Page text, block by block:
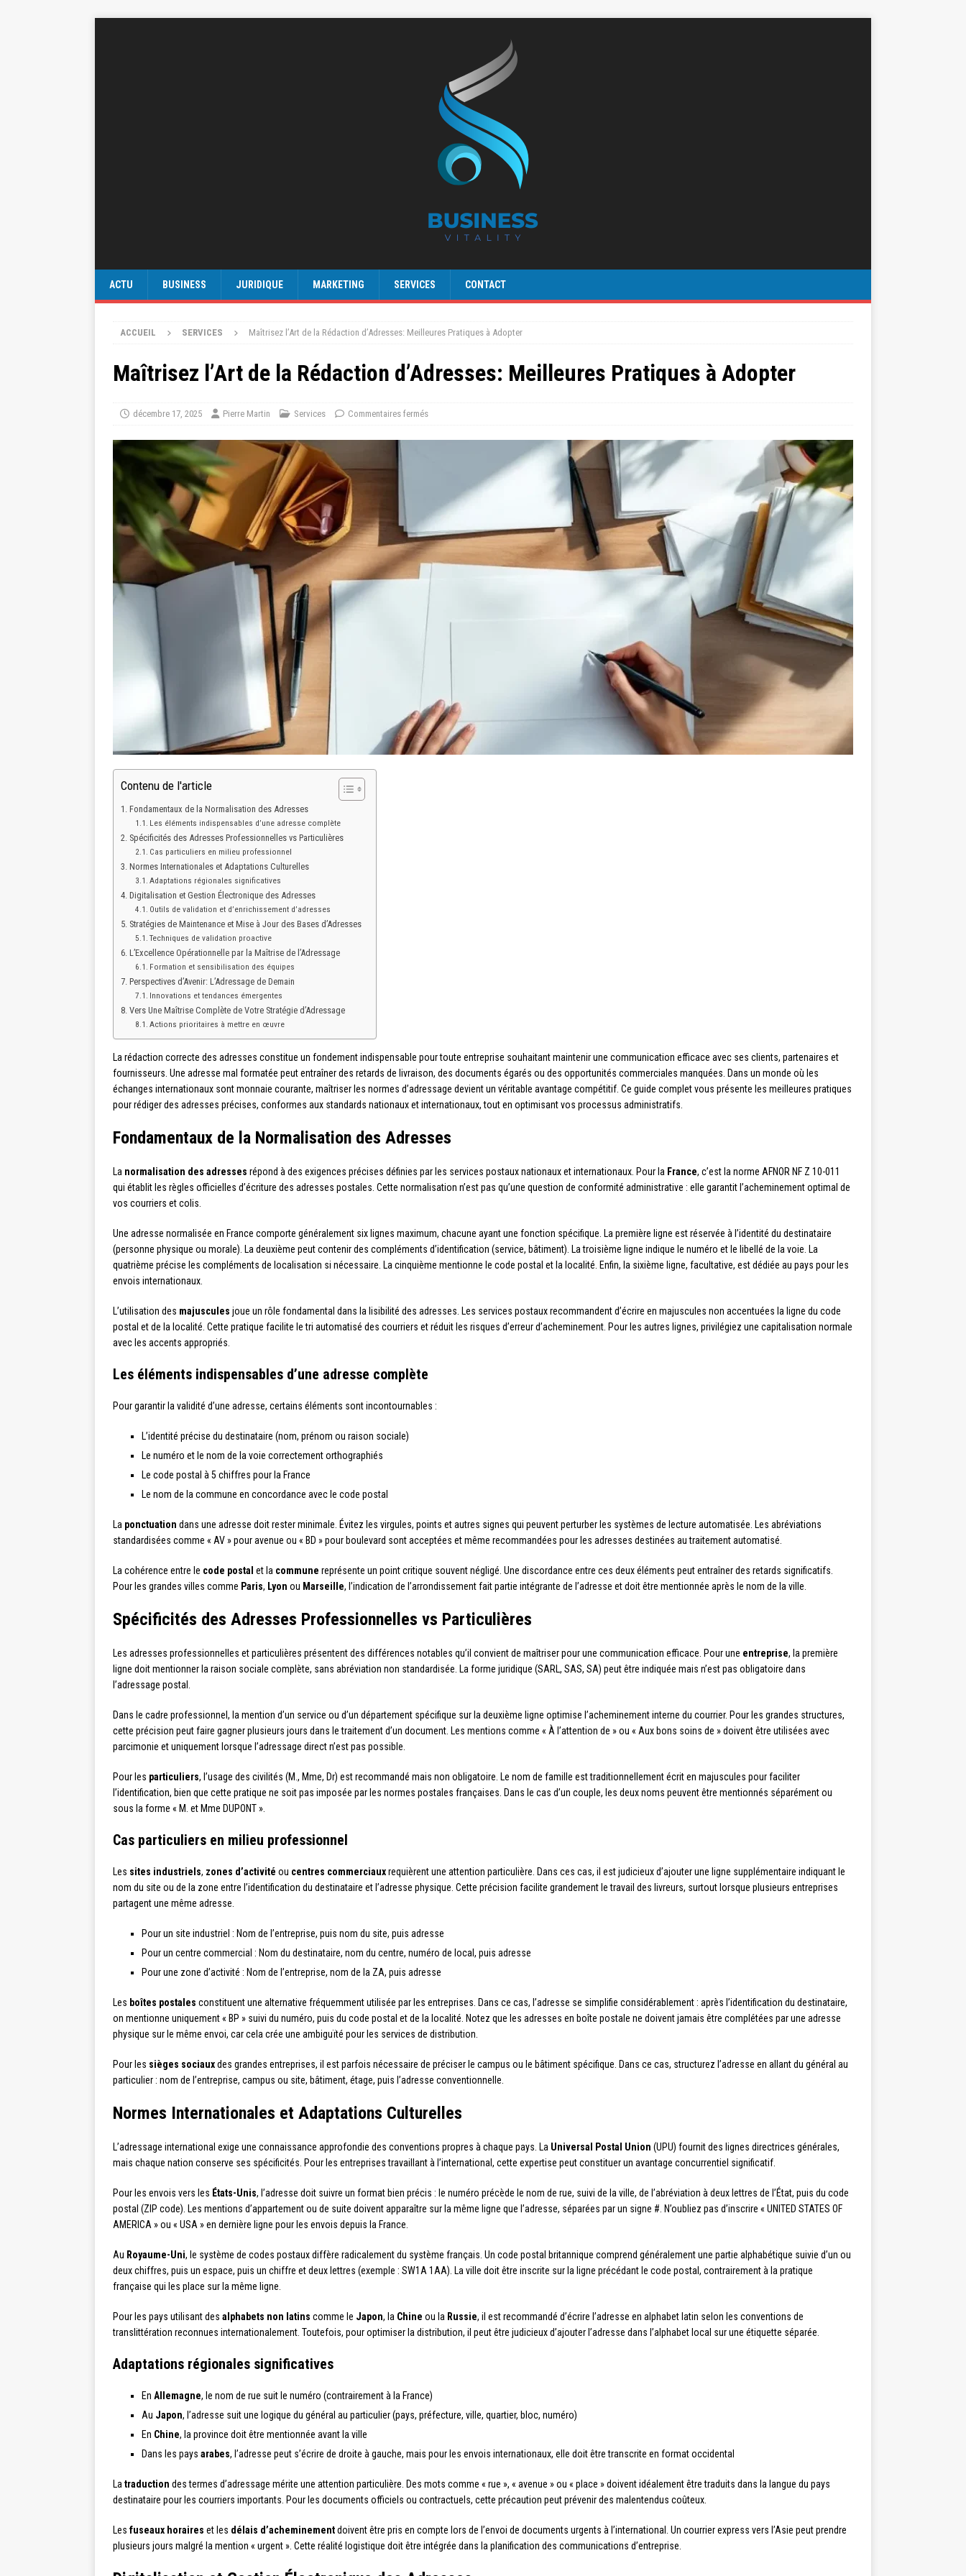
ACTU BUSINESS JURIDIQUE MARKETING SERVICES CONTACT
ACCUEIL SERVICES Maîtrisez l’Art de la Rédaction d’Adresses: Meilleures Pratiques à Adopter
Maîtrisez l’Art de la Rédaction d’Adresses: Meilleures Pratiques à Adopter
décembre 17, 2025 Pierre Martin Services Commentaires fermés
Contenu de l'article
Fondamentaux de la Normalisation des Adresses
Les éléments indispensables d’une adresse complète
Spécificités des Adresses Professionnelles vs Particulières
Cas particuliers en milieu professionnel
Normes Internationales et Adaptations Culturelles
Adaptations régionales significatives
Digitalisation et Gestion Électronique des Adresses
Outils de validation et d’enrichissement d’adresses
Stratégies de Maintenance et Mise à Jour des Bases d’Adresses
Techniques de validation proactive
L’Excellence Opérationnelle par la Maîtrise de l’Adressage
Formation et sensibilisation des équipes
Perspectives d’Avenir: L’Adressage de Demain
Innovations et tendances émergentes
Vers Une Maîtrise Complète de Votre Stratégie d’Adressage
Actions prioritaires à mettre en œuvre
La rédaction correcte des adresses constitue un fondement indispensable pour toute entreprise souhaitant maintenir une communication efficace avec ses clients, partenaires et
fournisseurs. Une adresse mal formatée peut entraîner des retards de livraison, des documents égarés ou des opportunités commerciales manquées. Dans un monde où les
échanges internationaux sont monnaie courante, maîtriser les normes d’adressage devient un véritable avantage compétitif. Ce guide complet vous présente les meilleures pratiques
pour rédiger des adresses précises, conformes aux standards nationaux et internationaux, tout en optimisant vos processus administratifs.
Fondamentaux de la Normalisation des Adresses
La normalisation des adresses répond à des exigences précises définies par les services postaux nationaux et internationaux. Pour la France, c’est la norme AFNOR NF Z 10-011
qui établit les règles officielles d’écriture des adresses postales. Cette normalisation n’est pas qu’une question de conformité administrative : elle garantit l’acheminement optimal de
vos courriers et colis.
Une adresse normalisée en France comporte généralement six lignes maximum, chacune ayant une fonction spécifique. La première ligne est réservée à l’identité du destinataire
(personne physique ou morale). La deuxième peut contenir des compléments d’identification (service, bâtiment). La troisième ligne indique le numéro et le libellé de la voie. La
quatrième précise les compléments de localisation si nécessaire. La cinquième mentionne le code postal et la localité. Enfin, la sixième ligne, facultative, est dédiée au pays pour les
envois internationaux.
L’utilisation des majuscules joue un rôle fondamental dans la lisibilité des adresses. Les services postaux recommandent d’écrire en majuscules non accentuées la ligne du code
postal et de la localité. Cette pratique facilite le tri automatisé des courriers et réduit les risques d’erreur d’acheminement. Pour les autres lignes, privilégiez une capitalisation normale
avec les accents appropriés.
Les éléments indispensables d’une adresse complète
Pour garantir la validité d’une adresse, certains éléments sont incontournables :
L’identité précise du destinataire (nom, prénom ou raison sociale)
Le numéro et le nom de la voie correctement orthographiés
Le code postal à 5 chiffres pour la France
Le nom de la commune en concordance avec le code postal
La ponctuation dans une adresse doit rester minimale. Évitez les virgules, points et autres signes qui peuvent perturber les systèmes de lecture automatisée. Les abréviations
standardisées comme « AV » pour avenue ou « BD » pour boulevard sont acceptées et même recommandées pour les adresses destinées au traitement automatisé.
La cohérence entre le code postal et la commune représente un point critique souvent négligé. Une discordance entre ces deux éléments peut entraîner des retards significatifs.
Pour les grandes villes comme Paris, Lyon ou Marseille, l’indication de l’arrondissement fait partie intégrante de l’adresse et doit être mentionnée après le nom de la ville.
Spécificités des Adresses Professionnelles vs Particulières
Les adresses professionnelles et particulières présentent des différences notables qu’il convient de maîtriser pour une communication efficace. Pour une entreprise, la première
ligne doit mentionner la raison sociale complète, sans abréviation non standardisée. La forme juridique (SARL, SAS, SA) peut être indiquée mais n’est pas obligatoire dans
l’adressage postal.
Dans le cadre professionnel, la mention d’un service ou d’un département spécifique sur la deuxième ligne optimise l’acheminement interne du courrier. Pour les grandes structures,
cette précision peut faire gagner plusieurs jours dans le traitement d’un document. Les mentions comme « À l’attention de » ou « Aux bons soins de » doivent être utilisées avec
parcimonie et uniquement lorsque l’adressage direct n’est pas possible.
Pour les particuliers, l’usage des civilités (M., Mme, Dr) est recommandé mais non obligatoire. Le nom de famille est traditionnellement écrit en majuscules pour faciliter
l’identification, bien que cette pratique ne soit pas imposée par les normes postales françaises. Dans le cas d’un couple, les deux noms peuvent être mentionnés séparément ou
sous la forme « M. et Mme DUPONT ».
Cas particuliers en milieu professionnel
Les sites industriels, zones d’activité ou centres commerciauxrequièrent une attention particulière. Dans ces cas, il est judicieux d’ajouter une ligne supplémentaire indiquant le
nom du site ou de la zone entre l’identification du destinataire et l’adresse physique. Cette précision facilite grandement le travail des livreurs, surtout lorsque plusieurs entreprises
partagent une même adresse.
Pour un site industriel : Nom de l’entreprise, puis nom du site, puis adresse
Pour un centre commercial : Nom du destinataire, nom du centre, numéro de local, puis adresse
Pour une zone d’activité : Nom de l’entreprise, nom de la ZA, puis adresse
Les boîtes postales constituent une alternative fréquemment utilisée par les entreprises. Dans ce cas, l’adresse se simplifie considérablement : après l’identification du destinataire,
on mentionne uniquement « BP » suivi du numéro, puis du code postal et de la localité. Notez que les adresses en boîte postale ne doivent jamais être complétées par une adresse
physique sur le même envoi, car cela crée une ambiguïté pour les services de distribution.
Pour les sièges sociauxdes grandes entreprises, il est parfois nécessaire de préciser le campus ou le bâtiment spécifique. Dans ce cas, structurez l’adresse en allant du général au
particulier : nom de l’entreprise, campus ou site, bâtiment, étage, puis l’adresse conventionnelle.
Normes Internationales et Adaptations Culturelles
L’adressage international exige une connaissance approfondie des conventions propres à chaque pays. La Universal Postal Union (UPU) fournit des lignes directrices générales,
mais chaque nation conserve ses spécificités. Pour les entreprises travaillant à l’international, cette expertise peut constituer un avantage concurrentiel significatif.
Pour les envois vers les États-Unis, l’adresse doit suivre un format bien précis : le numéro précède le nom de rue, suivi de la ville, de l’abréviation à deux lettres de l’État, puis du code
postal (ZIP code). Les mentions d’appartement ou de suite doivent apparaître sur la même ligne que l’adresse, séparées par un signe #. N’oubliez pas d’inscrire « UNITED STATES OF
AMERICA » ou « USA » en dernière ligne pour les envois depuis la France.
Au Royaume-Uni, le système de codes postaux diffère radicalement du système français. Un code postal britannique comprend généralement une partie alphabétique suivie d’un ou
deux chiffres, puis un espace, puis un chiffre et deux lettres (exemple : SW1A 1AA). La ville doit être inscrite sur la ligne précédant le code postal, contrairement à la pratique
française qui les place sur la même ligne.
Pour les pays utilisant des alphabets non latins comme le Japon, la Chine ou la Russie, il est recommandé d’écrire l’adresse en alphabet latin selon les conventions de
translittération reconnues internationalement. Toutefois, pour optimiser la distribution, il peut être judicieux d’ajouter l’adresse dans l’alphabet local sur une étiquette séparée.
Adaptations régionales significatives
En Allemagne, le nom de rue suit le numéro (contrairement à la France)
Au Japon, l’adresse suit une logique du général au particulier (pays, préfecture, ville, quartier, bloc, numéro)
En Chine, la province doit être mentionnée avant la ville
Dans les pays arabes, l’adresse peut s’écrire de droite à gauche, mais pour les envois internationaux, elle doit être transcrite en format occidental
La traduction des termes d’adressage mérite une attention particulière. Des mots comme « rue », « avenue » ou « place » doivent idéalement être traduits dans la langue du pays
destinataire pour les courriers importants. Pour les documents officiels ou contractuels, cette précaution peut prévenir des malentendus coûteux.
Les fuseaux horaires et les délais d’acheminementdoivent être pris en compte lors de l’envoi de documents urgents à l’international. Un courrier express vers l’Asie peut prendre
plusieurs jours malgré la mention « urgent ». Cette réalité logistique doit être intégrée dans la planification des communications d’entreprise.